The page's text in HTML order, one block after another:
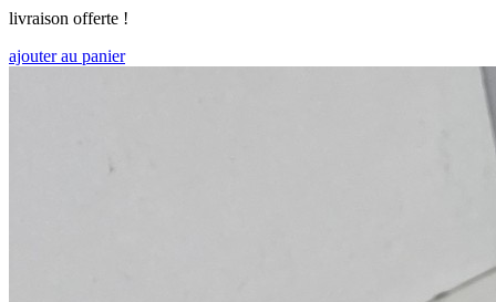
livraison offerte !
ajouter au panier